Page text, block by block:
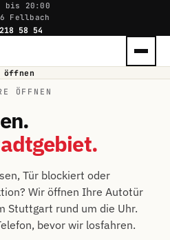
bis 20:00
Fellbach
58 54
öffnen
ÖFFNEN
Tür blockiert oder
Wir öffnen Ihre Autotür
Stuttgart rund um die Uhr.
bevor wir losfahren.